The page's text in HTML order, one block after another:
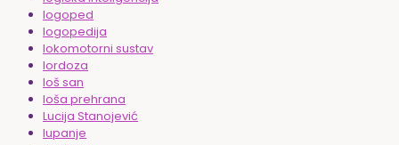
logoped
logopedija
lokomotorni sustav
lordoza
loš san
loša prehrana
Lucija Stanojević
lupanje